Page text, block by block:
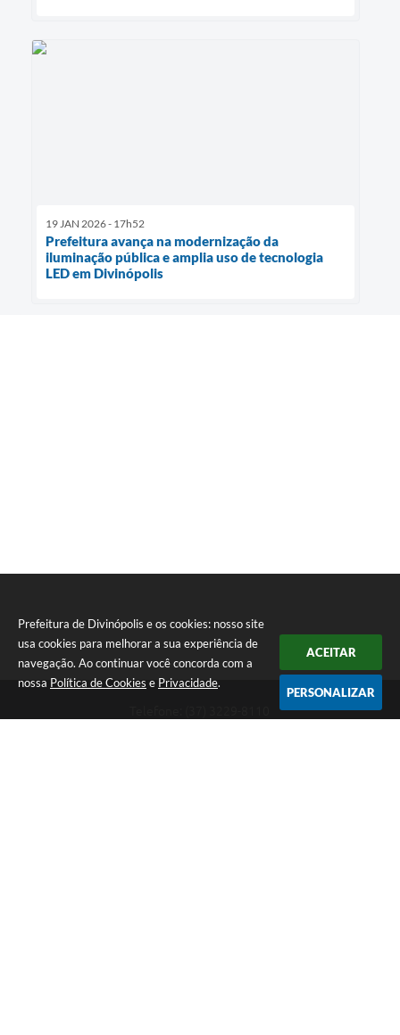
Prefeitura de Divinópolis e os cookies: nosso site
usa cookies para melhorar a sua experiência de
navegação. Ao continuar você concorda com a
nossa Política de Cookies e Privacidade.
ACEITAR
PERSONALIZAR
19 JAN 2026 - 17h52
Prefeitura avança na modernização da
iluminação pública e amplia uso de tecnologia
LED em Divinópolis